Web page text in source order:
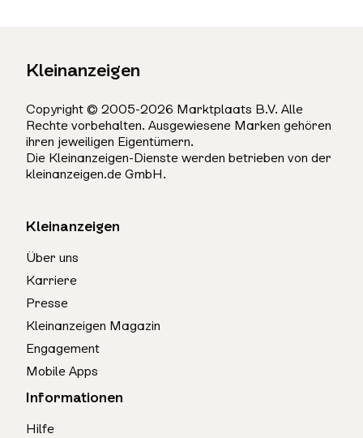
Kleinanzeigen
Copyright © 2005-2026 Marktplaats B.V. Alle
Rechte vorbehalten. Ausgewiesene Marken gehören
ihren jeweiligen Eigentümern.
Die Kleinanzeigen-Dienste werden betrieben von der
kleinanzeigen.de GmbH.
Kleinanzeigen
Über uns
Karriere
Presse
Kleinanzeigen Magazin
Engagement
Mobile Apps
Informationen
Hilfe